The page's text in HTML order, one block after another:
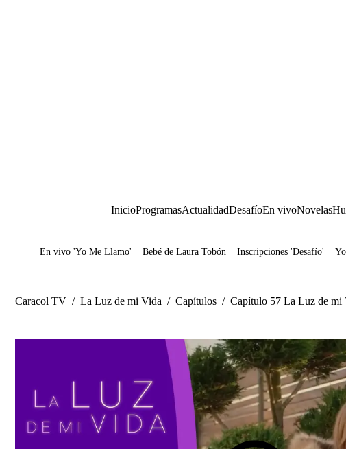
InicioProgramasActualidadDesafíoEn vivoNovelas
Juegos
En vivo 'Yo Me Llamo' Bebé de Laura Tobón Inscripciones 'Desafío'
Caracol TV / La Luz de mi Vida / Capítulos / Capítulo 57 La Luz de mi